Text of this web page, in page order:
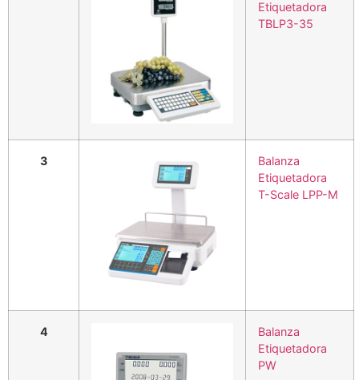
Etiquetadora
TBLP3-35
3
Balanza
Etiquetadora
T-Scale LPP-M
4
Balanza
Etiquetadora
PW